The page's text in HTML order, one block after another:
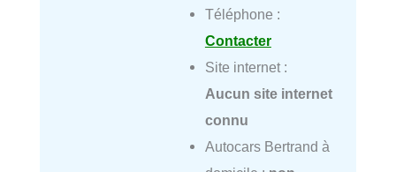
Téléphone :
Contacter
Site internet :
Aucun site internet
connu
Autocars Bertrand à